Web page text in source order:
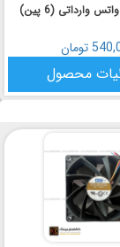
وارداتی (6 پین)
تومان
محصول